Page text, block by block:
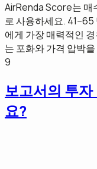
AirRenda Score는 매
로 사용하세요.
에게 가장 매력적인
는 포화와 가격 압박
9
보고서의 투
요?